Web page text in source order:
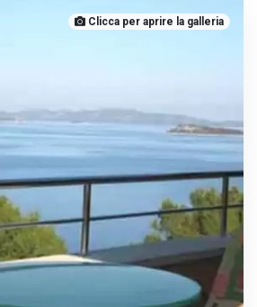
Clicca per aprire la galleria